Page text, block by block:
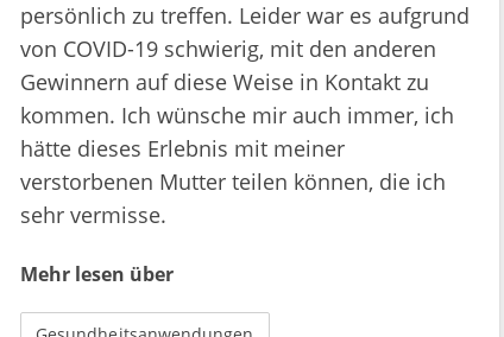
persönlich zu treffen. Leider war es aufgrund
von COVID-19 schwierig, mit den anderen
Gewinnern auf diese Weise in Kontakt zu
kommen. Ich wünsche mir auch immer, ich
hätte dieses Erlebnis mit meiner
verstorbenen Mutter teilen können, die ich
sehr vermisse.
Mehr lesen über